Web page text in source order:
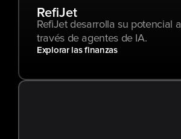
RefiJet
RefiJet desarrolla su potencial a
través de agentes de IA.
Explorar las finanzas